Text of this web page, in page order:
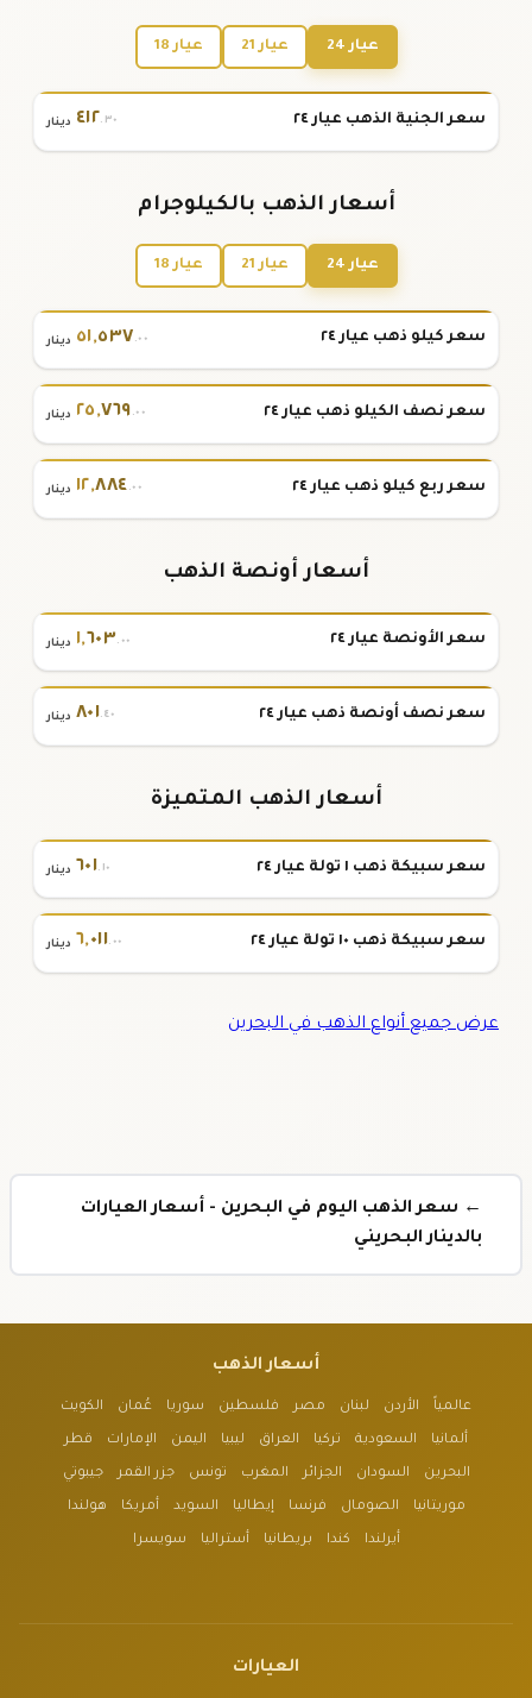
عيار 24 عيار 21 عيار 18
سعر الجنية الذهب عيار ٢٤ ٤١٢.٣٠ دينار
أسعار الذهب بالكيلوجرام
عيار 24 عيار 21 عيار 18
سعر كيلو ذهب عيار ٢٤ ٥١,٥٣٧.٠٠ دينار
سعر نصف الكيلو ذهب عيار ٢٤ ٢٥,٧٦٩.٠٠ دينار
سعر ربع كيلو ذهب عيار ٢٤ ١٢,٨٨٤.٠٠ دينار
أسعار أونصة الذهب
سعر الأونصة عيار ٢٤ ١,٦٠٣.٠٠ دينار
سعر نصف أونصة ذهب عيار ٢٤ ٨٠١.٤٠ دينار
أسعار الذهب المتميزة
سعر سبيكة ذهب ١ تولة عيار ٢٤ ٦٠١.١٠ دينار
سعر سبيكة ذهب ١٠ تولة عيار ٢٤ ٦,٠١١.٠٠ دينار
عرض جميع أنواع الذهب في البحرين
← سعر الذهب اليوم في البحرين - أسعار العيارات
بالدينار البحريني
أسعار الذهب
عالمياً الأردن لبنان مصر فلسطين سوريا عُمان الكويت
ألمانيا السعودية تركيا العراق ليبيا اليمن الإمارات قطر
البحرين السودان الجزائر المغرب تونس جزر القمر جيبوتي
موريتانيا الصومال فرنسا إيطاليا السويد أمريكا هولندا
أيرلندا كندا بريطانيا أستراليا سويسرا
العيارات